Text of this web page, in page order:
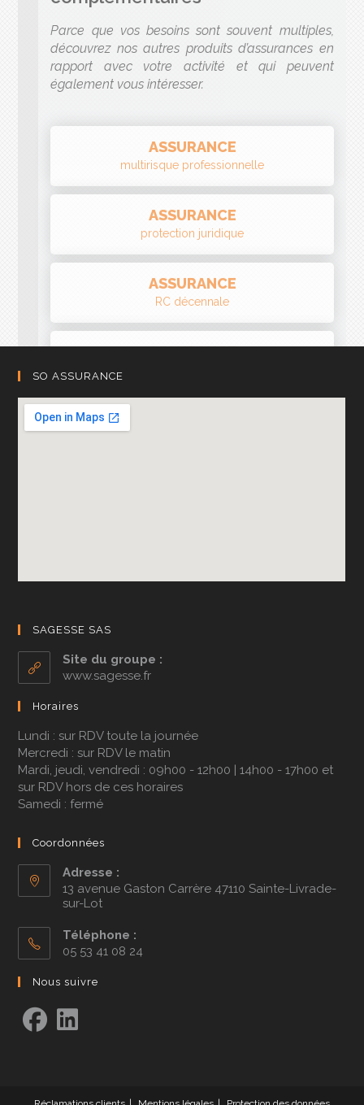
ASSURANCE
multirisque professionnelle
ASSURANCE
protection juridique
ASSURANCE
RC décennale
ASSURANCE
cyber risques
SO ASSURANCE
SAGESSE SAS
Site du groupe :
www.sagesse.fr
Horaires
Lundi : sur RDV toute la journée
Mercredi : sur RDV le matin
Mardi, jeudi, vendredi : 09h00 - 12h00 | 14h00 - 17h00 et
sur RDV hors de ces horaires
Samedi : fermé
Coordonnées
Adresse :
13 avenue Gaston Carrère 47110 Sainte-Livrade-
sur-Lot
Téléphone :
05 53 41 08 24
Nous suivre